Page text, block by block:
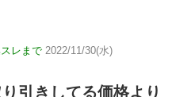
レまで 2022/11/30(水)
引きしてる価格より